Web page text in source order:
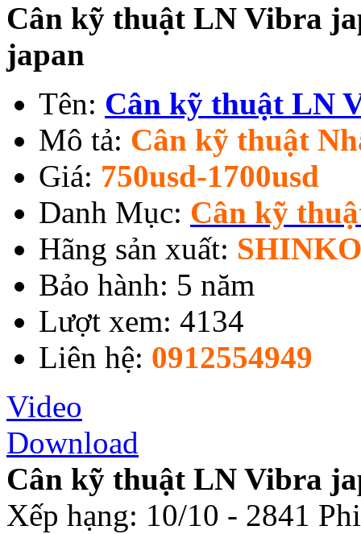
Cân kỹ thuật LN Vibra
japan
Tên: Cân kỹ thuật LN
Mô tả: Cân kỹ thuật
Giá: 750usd-1700usd
Danh Mục: Cân kỹ
Hãng sản xuất:
Bảo hành: 5 năm
Lượt xem: 4134
Liên hệ: 0912554949
Video
Download
Cân kỹ thuật LN Vibra
Xếp hạng: 10/10 - 2841